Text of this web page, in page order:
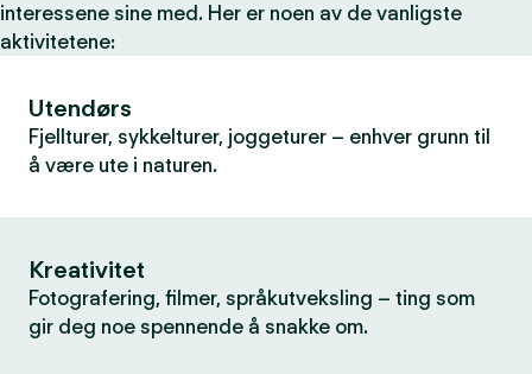
interessene sine med. Her er noen av de vanligste
aktivitetene:
Utendørs
Fjellturer, sykkelturer, joggeturer – enhver grunn til
å være ute i naturen.
Kreativitet
Fotografering, filmer, språkutveksling – ting som
gir deg noe spennende å snakke om.